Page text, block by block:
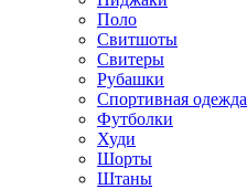
Поло
Свитшоты
Свитеры
Рубашки
Спортивная одежда
Футболки
Худи
Шорты
Штаны